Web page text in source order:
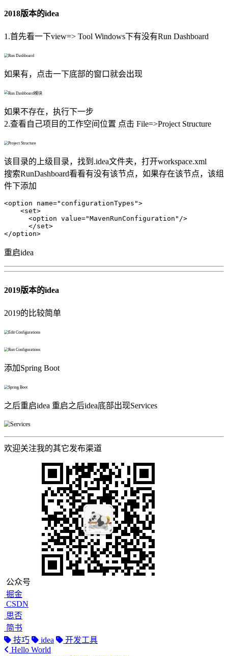
2018版本的idea
1.首先看一下view=> Tool Windows下有没有Run Dashboard
如果有，点击一下底部的窗口就会出现
如果不存在，执行下一步
2.查看自己项目的工作空间位置 点击 File=>Project Structure
该目录的上级目录，找到.idea文件夹，打开workspace.xml
搜索RunDashboard看看有没有该节点，如果存在该节点，该组
件下添加
<option name="configurationTypes">
<set>
<option value="MavenRunConfiguration" />
</set>
</option>
重启idea
2019版本的idea
2019的比较简单
添加Spring Boot
之后重启idea 重启之后idea底部出现Services
欢迎关注我的其它发布渠道
公众号
掘金
CSDN
思否
简书
技巧
idea
开发工具
Hello World